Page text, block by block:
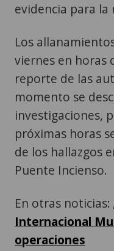
evidencia para la
Los
viernes en horas
reporte de las
momento se
investigaciones,
próximas horas
de los hallazgos
Puente Incienso.
En otras noticias:
Internacional
operaciones